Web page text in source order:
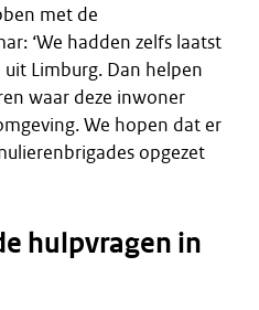
met de
‘We hadden zelfs laatst
Limburg. Dan helpen
waar deze inwoner
We hopen dat er
opgezet
hulpvragen in